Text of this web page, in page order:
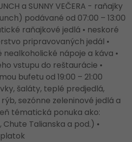
a SUNNY VEČERA - raňajky
podávané od 07:00 – 13:00
raňajkové jedlá • neskoré
pripravovaných jedál •
nealkoholické nápoje a káva •
vstupu do reštaurácie •
bufetu od 19:00 – 21:00
šaláty, teplé predjedlá,
sezónne zeleninové jedlá a
tématická ponuka ako:
Chute Talianska a pod.) •